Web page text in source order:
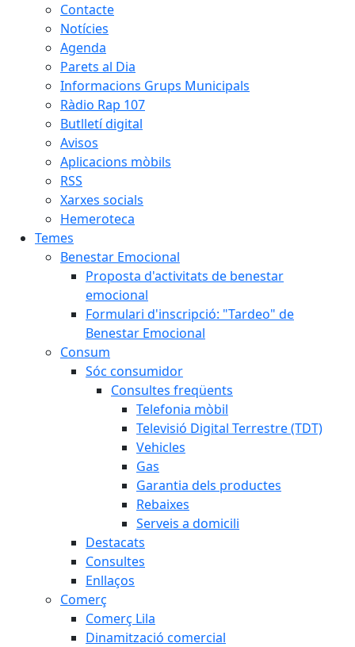
Contacte
Notícies
Agenda
Parets al Dia
Informacions Grups Municipals
Ràdio Rap 107
Butlletí digital
Avisos
Aplicacions mòbils
RSS
Xarxes socials
Hemeroteca
Temes
Benestar Emocional
Proposta d'activitats de benestar
emocional
Formulari d'inscripció: "Tardeo" de
Benestar Emocional
Consum
Sóc consumidor
Consultes freqüents
Telefonia mòbil
Televisió Digital Terrestre (TDT)
Vehicles
Gas
Garantia dels productes
Rebaixes
Serveis a domicili
Destacats
Consultes
Enllaços
Comerç
Comerç Lila
Dinamització comercial